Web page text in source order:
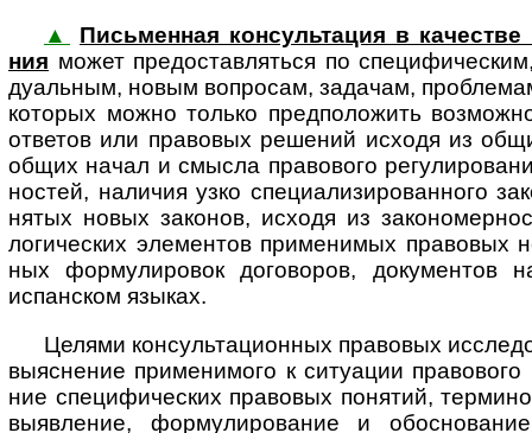
▲
Письменная консультация в
ния может пре­до­став­ля­ться по
ду­а­ль­ным, новым воп­ро­сам, зада­чам,
кото­рых можно только пред­по­ло­жить
отве­тов или пра­во­вых реше­ний исходя из
общих начал и смысла пра­во­вого
нос­тей, нали­чия узко спе­ци­а­ли­зи­ро­ван­ного
ня­тых новых зако­нов, исходя из
логи­чес­ких эле­мен­тов при­ме­ни­мых пра­во­вых
ных фор­му­ли­ро­вок дого­во­ров, доку­мен­тов
испан­ском языках.
Целями консультационных правовых
выяс­не­ние при­ме­ни­мого к ситу­а­ции
ние спе­ци­фи­чес­ких пра­во­вых поня­тий,
выяв­ле­ние, фор­му­ли­ро­ва­ние и